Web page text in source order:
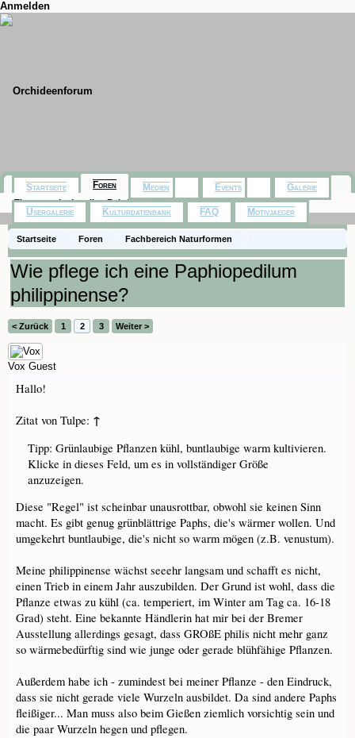
Anmelden
Startseite Foren
Fachbereich Naturformen
Paphiopedilum, Phragmipedium
Wie pflege ich eine Paphiopedilum
philippinense?
< Zurück 1 2 3 Weiter >
Vox Guest
Hallo!
Zitat von Tulpe: ↑
Tipp: Grünlaubige Pflanzen kühl, buntlaubige warm kultivieren.
Klicke in dieses Feld, um es in vollständiger Größe
anzuzeigen.
Diese "Regel" ist scheinbar unausrottbar, obwohl sie keinen Sinn
macht. Es gibt genug grünblättrige Paphs, die's wärmer wollen. Und
umgekehrt buntlaubige, die's nicht so warm mögen (z.B. venustum).
Meine philippinense wächst seeehr langsam und schafft es nicht,
einen Trieb in einem Jahr auszubilden. Der Grund ist wohl, dass die
Pflanze etwas zu kühl (ca. temperiert, im Winter am Tag ca. 16-18
Grad) steht. Eine bekannte Händlerin hat mir bei der Bremer
Ausstellung allerdings gesagt, dass GROßE philis nicht mehr ganz
so wärmebedürftig sind wie junge oder gerade blühfähige Pflanzen.
Außerdem habe ich - zumindest bei meiner Pflanze - den Eindruck,
dass sie nicht gerade viele Wurzeln ausbildet. Da sind andere Paphs
fleißiger... Man muss also beim Gießen ziemlich vorsichtig sein und
die paar Wurzeln hegen und pflegen.
Startseite Foren
Themen mit aktuellen Beiträgen
Medien Events Galerie
Usergalerie Kulturdatenbank FAQ Motivjaeger